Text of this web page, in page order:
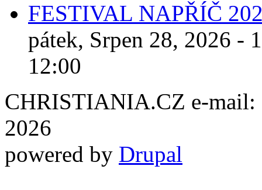
FESTIVAL NAPŘÍČ
pátek, Srpen 28, 2026 -
12:00
CHRISTIANIA.CZ e-mail:
2026
powered by Drupal